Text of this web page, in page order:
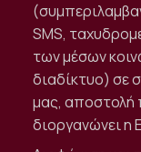
SMS,
των μέσων
διαδίκτυο) σε
μας, αποστολή
διοργανώνει η